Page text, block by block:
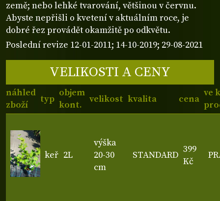
země; nebo lehké tvarování, většinou v červnu.
Abyste nepřišli o kvetení v aktuálním roce, je
dobré řez provádět okamžitě po odkvětu.
Poslední revize 12-01-2011; 14-10-2019; 29-08-2021
VELIKOSTI A CENY
náhled
zboží
typ
objem
kont.
velikost kvalita cena
ve
keř 2L
výška
20-30
cm
STANDARD
399
Kč